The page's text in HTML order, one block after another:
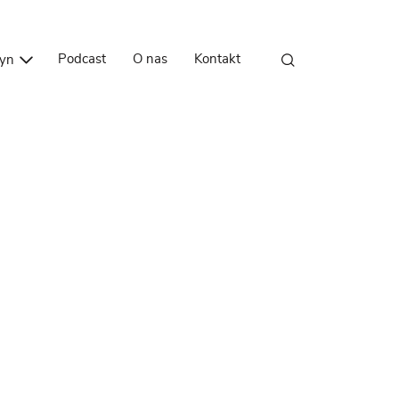
Podcast O nas Kontakt
Przejdź do treści